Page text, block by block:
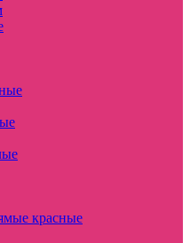
красные